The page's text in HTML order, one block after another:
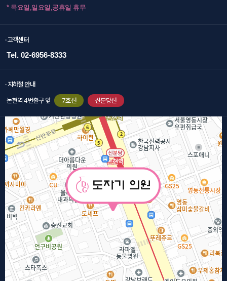
* 목요일,일요일,공휴일 휴무
· 고객센터
Tel. 02-6956-8333
· 지하철 안내
논현역 4번출구 앞 7호선 신분당선